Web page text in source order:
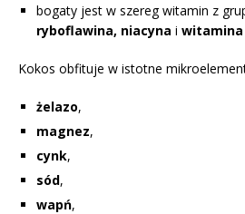
bogaty jest w szereg witamin z
ryboflawina, niacyna i witamina
Kokos obfituje w istotne
żelazo,
magnez,
cynk,
sód,
wapń,